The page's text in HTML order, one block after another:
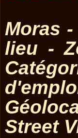
Moras
lieu -
Street